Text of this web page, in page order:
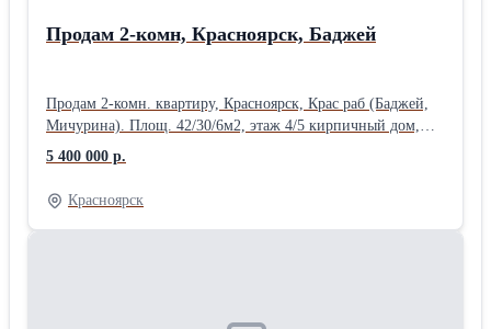
Продам 2-комн, Красноярск, Баджей
Продам 2-комн. квартиру, Красноярск, Крас раб (Баджей,
Мичурина). Площ. 42/30/6м2, этаж 4/5 кирпичный дом,
газ, есть балкон, застеклен, натяжные потолки, состояние
хорошее, санузел совмещенный в кафеле. Без
обременений, любая форма расчетов, ипотека, мат капитал
и сертификаты рассматриваются. Цена 5400000руб.
5 400 000 р.
Красноярск